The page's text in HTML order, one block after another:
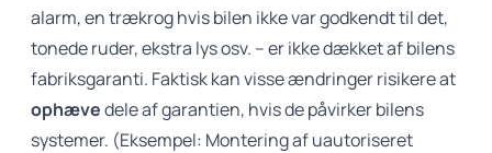
alarm, en trækrog hvis bilen ikke var godkendt til det,
tonede ruder, ekstra lys osv. – er ikke dækket af bilens
fabriksgaranti. Faktisk kan visse ændringer risikere at
ophævedele af garantien, hvis de påvirker bilens
systemer. (Eksempel: Montering af uautoriseret